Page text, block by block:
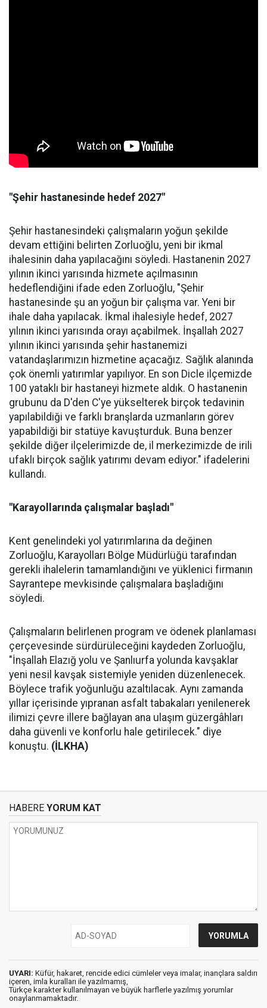
"Şehir hastanesinde hedef 2027"
Şehir hastanesindeki çalışmaların yoğun şekilde
devam ettiğini belirten Zorluoğlu, yeni bir ikmal
ihalesinin daha yapılacağını söyledi. Hastanenin 2027
yılının ikinci yarısında hizmete açılmasının
hedeflendiğini ifade eden Zorluoğlu, "Şehir
hastanesinde şu an yoğun bir çalışma var. Yeni bir
ihale daha yapılacak. İkmal ihalesiyle hedef, 2027
yılının ikinci yarısında orayı açabilmek. İnşallah 2027
yılının ikinci yarısında şehir hastanemizi
vatandaşlarımızın hizmetine açacağız. Sağlık alanında
çok önemli yatırımlar yapılıyor. En son Dicle ilçemizde
100 yataklı bir hastaneyi hizmete aldık. O hastanenin
grubunu da D'den C'ye yükselterek birçok tedavinin
yapılabildiği ve farklı branşlarda uzmanların görev
yapabildiği bir statüye kavuşturduk. Buna benzer
şekilde diğer ilçelerimizde de, il merkezimizde de irili
ufaklı birçok sağlık yatırımı devam ediyor." ifadelerini
kullandı.
"Karayollarında çalışmalar başladı"
Kent genelindeki yol yatırımlarına da değinen
Zorluoğlu, Karayolları Bölge Müdürlüğü tarafından
gerekli ihalelerin tamamlandığını ve yüklenici firmanın
Sayrantepe mevkisinde çalışmalara başladığını
söyledi.
Çalışmaların belirlenen program ve ödenek planlaması
çerçevesinde sürdürüleceğini kaydeden Zorluoğlu,
"İnşallah Elazığ yolu ve Şanlıurfa yolunda kavşaklar
yeni nesil kavşak sistemiyle yeniden düzenlenecek.
Böylece trafik yoğunluğu azaltılacak. Aynı zamanda
yıllar içerisinde yıpranan asfalt tabakaları yenilenerek
ilimizi çevre illere bağlayan ana ulaşım güzergâhları
daha güvenli ve konforlu hale getirilecek." diye
konuştu. (İLKHA)
HABERE YORUM KAT
UYARI: Küfür, hakaret, rencide edici cümleler veya imalar, inançlara saldırı
içeren, imla kuralları ile yazılmamış,
Türkçe karakter kullanılmayan ve büyük harflerle yazılmış yorumlar
onaylanmamaktadır.